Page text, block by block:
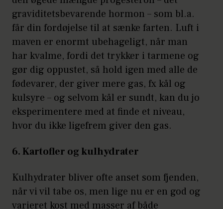
graviditetsbevarende hormon – som bl.a.
får din fordøjelse til at sænke farten. Luft i
maven er enormt ubehageligt, når man
har kvalme, fordi det trykker i tarmene og
gør dig oppustet, så hold igen med alle de
fødevarer, der giver mere gas, fx kål og
kulsyre – og selvom kål er sundt, kan du jo
eksperimentere med at finde et niveau,
hvor du ikke ligefrem giver den gas.
6. Kartofler og kulhydrater
Kulhydrater bliver ofte anset som fjenden,
når vi vil tabe os, men lige nu er en god og
varieret kost med masser af både